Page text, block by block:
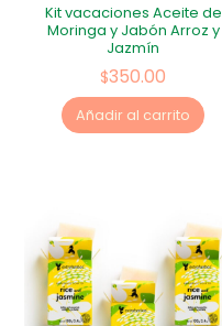
Kit vacaciones Aceite de
Moringa y Jabón Arroz y
Jazmín
$350.00
Añadir al carrito